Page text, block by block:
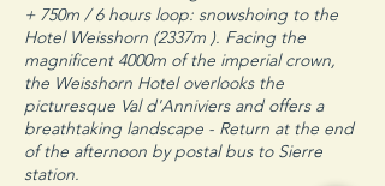
+ 750m / 6 hours loop: snowshoing to the
Hotel Weisshorn (2337m ). Facing the
magnificent 4000m of the imperial crown,
the Weisshorn Hotel overlooks the
picturesque Val d'Anniviers and offers a
breathtaking landscape - Return at the end
of the afternoon by postal bus to Sierre
station.